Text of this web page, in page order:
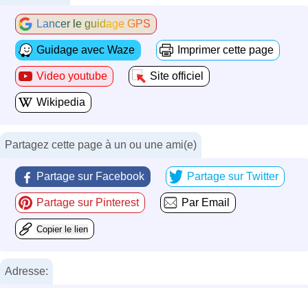
Lancer le guidage GPS
Guidage avec Waze Imprimer cette page
Video youtube Site officiel
Wikipedia
Partagez cette page à un ou une ami(e)
Partage sur Facebook Partage sur Twitter
Partage sur Pinterest Par Email
Copier le lien
Adresse: